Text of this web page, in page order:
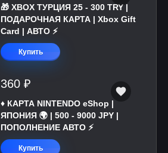
🎁 XBOX ТУРЦИЯ 25 - 300 TRY |
ПОДАРОЧНАЯ КАРТА | Xbox Gift
Card | АВТО ⚡
Купить
360 ₽
♦️ КАРТА NINTENDO eShop |
ЯПОНИЯ 🌍 | 500 - 9000 JPY |
ПОПОЛНЕНИЕ АВТО ⚡
Купить